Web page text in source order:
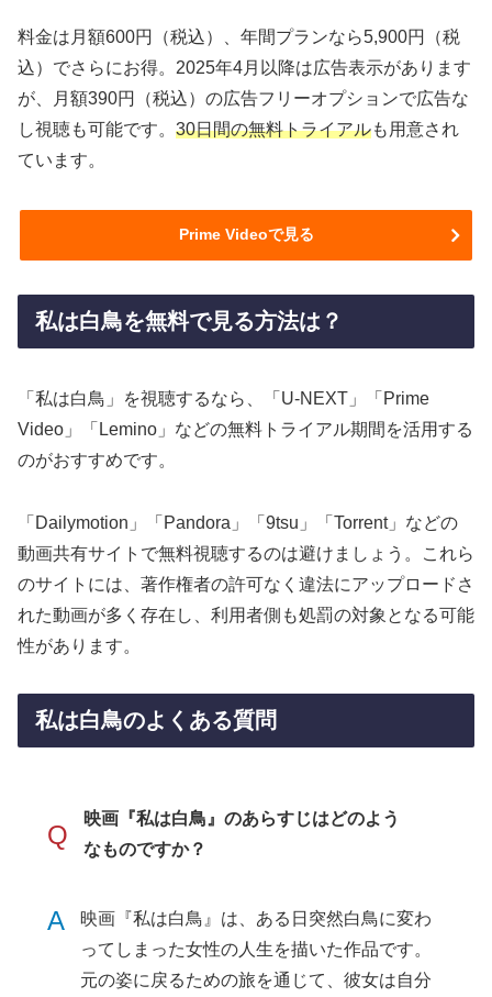
料金は月額600円（税込）、年間プランなら5,900円（税
込）でさらにお得。2025年4月以降は広告表示があります
が、月額390円（税込）の広告フリーオプションで広告な
し視聴も可能です。 30日間の無料トライアルも用意され
ています。
Prime Videoで見る
私は白鳥を無料で見る方法は？
「私は白鳥」を視聴するなら、「U-NEXT」「Prime
Video」「Lemino」などの無料トライアル期間を活用する
のがおすすめです。
「Dailymotion」「Pandora」「9tsu」「Torrent」などの
動画共有サイトで無料視聴するのは避けましょう。これら
のサイトには、著作権者の許可なく違法にアップロードさ
れた動画が多く存在し、利用者側も処罰の対象となる可能
性があります。
私は白鳥のよくある質問
Q
映画『私は白鳥』のあらすじはどのよう
なものですか？
A
映画『私は白鳥』は、ある日突然白鳥に変わ
ってしまった女性の人生を描いた作品です。
元の姿に戻るための旅を通じて、彼女は自分